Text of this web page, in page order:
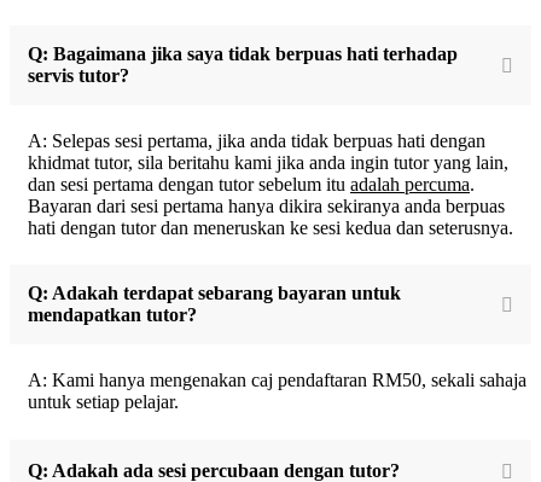
Q: Bagaimana jika saya tidak berpuas hati terhadap
servis tutor?
A: Selepas sesi pertama, jika anda tidak berpuas hati dengan
khidmat tutor, sila beritahu kami jika anda ingin tutor yang lain,
dan sesi pertama dengan tutor sebelum itu adalah percuma.
Bayaran dari sesi pertama hanya dikira sekiranya anda berpuas
hati dengan tutor dan meneruskan ke sesi kedua dan seterusnya.
Q: Adakah terdapat sebarang bayaran untuk
mendapatkan tutor?
A: Kami hanya mengenakan caj pendaftaran RM50, sekali sahaja
untuk setiap pelajar.
Q: Adakah ada sesi percubaan dengan tutor?